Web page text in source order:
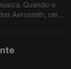
Quando o
Aerosmith, uma